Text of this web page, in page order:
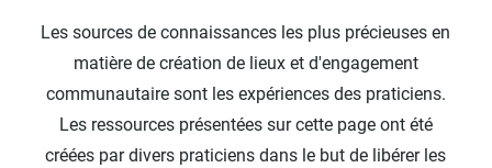
Les sources de connaissances les plus précieuses en
matière de création de lieux et d'engagement
communautaire sont les expériences des praticiens.
Les ressources présentées sur cette page ont été
créées par divers praticiens dans le but de libérer les